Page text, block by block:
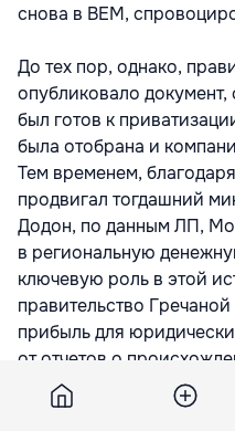
снова в BEM,
До тех пор, однако,
опубликовало
был готов к
была отобрана и
Тем временем,
продвигал тогдашний
Додон, по данным ЛП,
в региональную
ключевую роль в этой
правительство
прибыль для
от отчетов о
этой версии приводят в
дело Магницкого и